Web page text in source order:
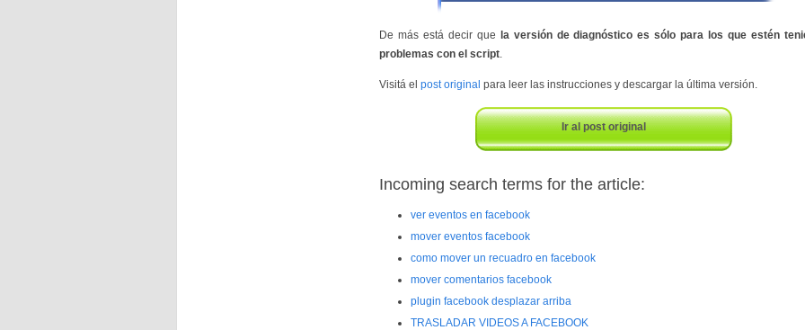
De más está decir que
la versión de diagnóstico es sólo para los que estén
problemas con el script.
Visitá el post original para leer las instrucciones y descargar la última versión.
Ir al post original
Incoming search terms for the article:
ver eventos en facebook
mover eventos facebook
como mover un recuadro en facebook
mover comentarios facebook
plugin facebook desplazar arriba
TRASLADAR VIDEOS A FACEBOOK